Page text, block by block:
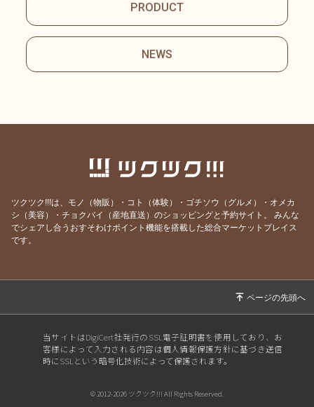
PRODUCT
NEWS
ツクツク!!!は、モノ（物販）・コト（体験）・ゴチソウ（グルメ）・オメカ
シ（美容）・チョクバイ（産地直送）のショッピングと予約サイト。
みんな
でシェアし合うおすそわけポイント機能を搭載した総合マーケットプレイス
です。
当サイトはDigiCert社発行のSSL電子証明書を使用しており、お
客様によって入力される内容は個人情報保護方針に基づき送信
時にSSLという暗号化技術によって保護されます。
© 2012-2026 ツクツク!!! All Rights Reserved.